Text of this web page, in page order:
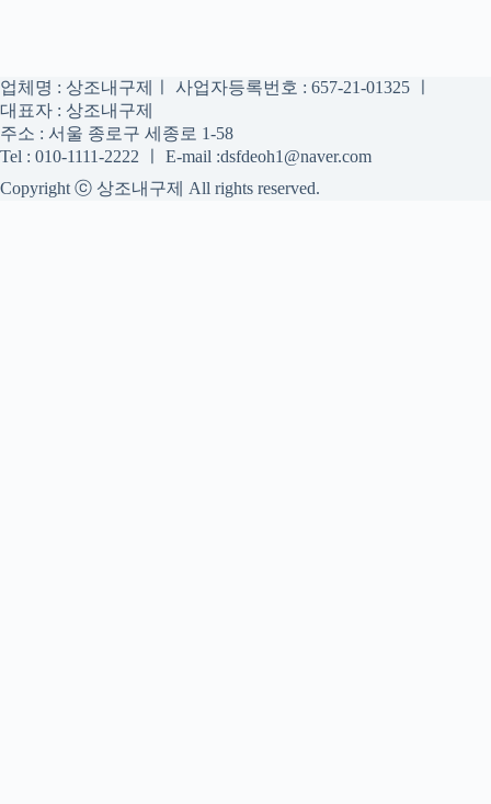
업체명 : 상조내구제ㅣ 사업자등록번호 : 657-21-01325 ㅣ
대표자 : 상조내구제
주소 : 서울 종로구 세종로 1-58
Tel : 010-1111-2222 ㅣ E-mail :dsfdeoh1@naver.com
Copyright ⓒ 상조내구제 All rights reserved.